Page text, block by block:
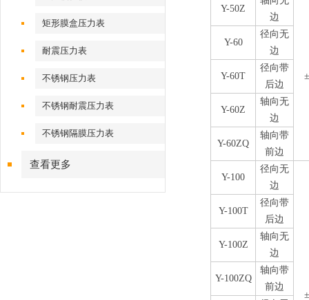
矩形膜盒压力表
耐震压力表
不锈钢压力表
不锈钢耐震压力表
不锈钢隔膜压力表
查看更多
Y-50Z
边
Y-60
径向无
边
Y-60T
径向带
后边
Y-60Z
轴向无
边
Y-60ZQ
轴向带
前边
Y-100
径向无
边
Y-100T
径向带
后边
Y-100Z
轴向无
边
Y-100ZQ
轴向带
前边